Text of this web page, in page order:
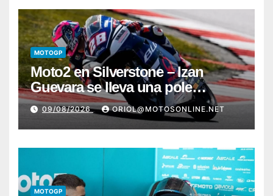
MOTOGP
Moto2 en Silverstone – Izan
Guevara se lleva una pole
incontestable; González, 4º
09/08/2026 ORIOL@MOTOSONLINE.NET
MOTOGP